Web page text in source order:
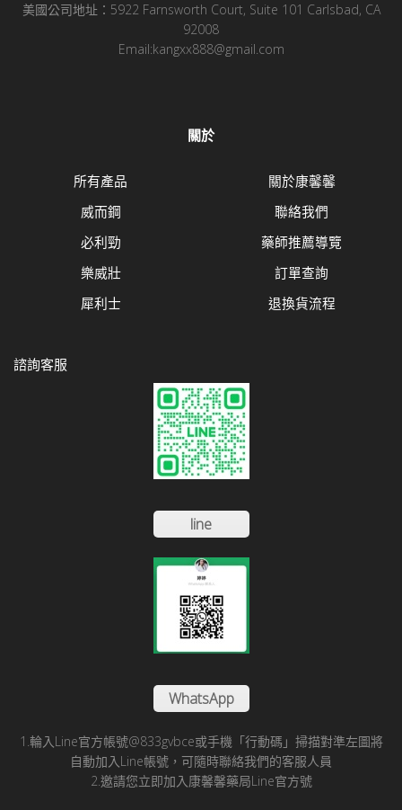
美國公司地址：5922 Farnsworth Court, Suite 101 Carlsbad, CA
92008
Email:kangxx888@gmail.com
關於
所有產品
威而鋼
必利勁
樂威壯
犀利士
關於康馨馨
聯絡我們
藥師推薦導覽
訂單查詢
退換貨流程
諮詢客服
line
WhatsApp
1.輪入Line官方帳號@833gvbce或手機「行動碼」掃描對準左圖將
自動加入Line帳號，可隨時聯絡我們的客服人員
2.邀請您立即加入康馨馨藥局Line官方號